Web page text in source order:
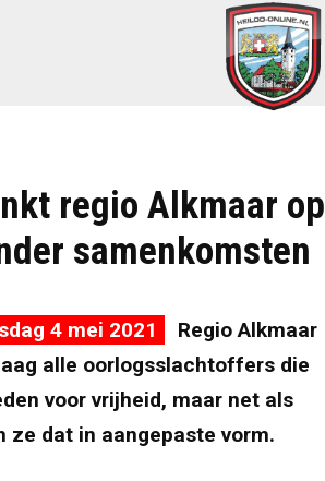
regio Alkmaar op
samenkomsten
4 mei 2021
Regio Alkmaar
alle oorlogsslachtoffers die
voor vrijheid, maar net als
ze dat in aangepaste vorm.